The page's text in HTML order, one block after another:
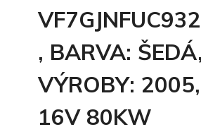
, BARVA:
VÝROBY:
16V 80KW